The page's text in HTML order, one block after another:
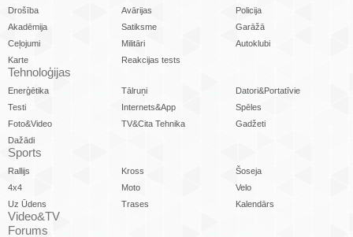
Drošība Avārijas
Policija
Akadēmija
Satiksme
Garāžā
Ceļojumi
Militāri
Autoklubi
Karte
Reakcijas tests
Tehnoloģijas
Enerģētika Tālruņi
Datori&Portatīvie
Testi
Internets&App
Spēles
Foto&Video
TV&Cita Tehnika
Gadžeti
Dažādi
Sports
Rallijs Kross
Šoseja
4x4
Moto
Velo
Uz Ūdens
Trases Kalendārs
Video&TV
Forums